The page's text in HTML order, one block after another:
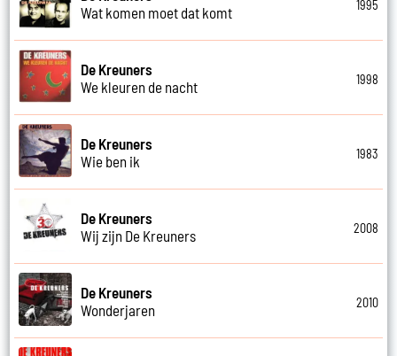
Wat komen moet dat komt
1995
De Kreuners
We kleuren de nacht
1998
De Kreuners
Wie ben ik
1983
De Kreuners
Wij zijn De Kreuners
2008
De Kreuners
Wonderjaren
2010